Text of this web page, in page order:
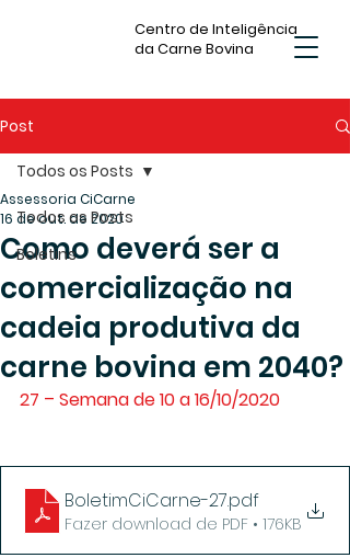
Centro de Inteligência
da Carne Bovina
Post
Todos os Posts
Boletins
Todos os Posts
Como deverá ser a
comercialização na
cadeia produtiva da
carne bovina em 2040?
Assessoria CiCarne
16 de out. de 2020
27 – Semana de 10 a 16/10/2020
BoletimCiCarne-27.pdf
Fazer download de PDF • 176KB